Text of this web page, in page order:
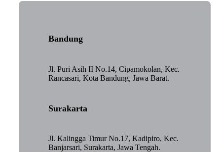
Bandung
Jl. Puri Asih II No.14, Cipamokolan, Kec.
Rancasari, Kota Bandung, Jawa Barat.
Surakarta
Jl. Kalingga Timur No.17, Kadipiro, Kec.
Banjarsari, Surakarta, Jawa Tengah.